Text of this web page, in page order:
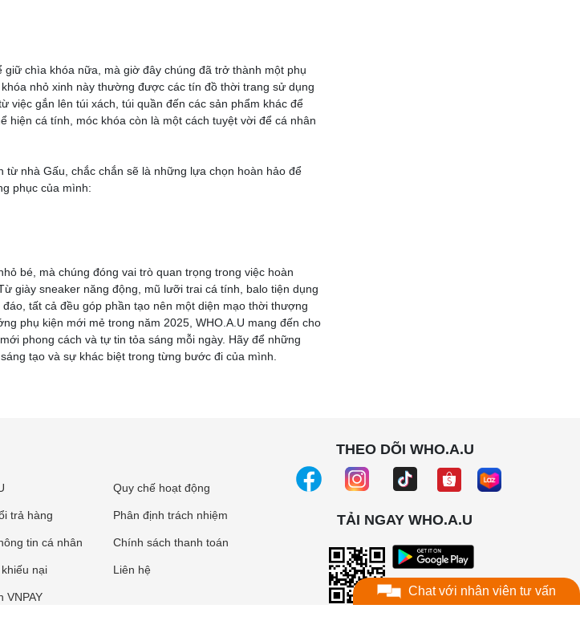
chìa khóa nữa, mà giờ đây chúng đã trở thành một phụ
nhỏ xinh này thường được các tín đồ thời trang sử dụng
việc gắn lên túi xách, túi quần đến các sản phẩm khác để
hiện cá tính, móc khóa còn là một cách tuyệt vời để cá nhân
từ nhà Gấu, chắc chắn sẽ là những lựa chọn hoàn hảo để
phục của mình:
bé, mà chúng đóng vai trò quan trọng trong việc hoàn
giày sneaker năng động, mũ lưỡi trai cá tính, balo tiện dụng
tất cả đều góp phần tạo nên một diện mạo thời thượng
phụ kiện mới mẻ trong năm 2025, WHO.A.U mang đến cho
phong cách và tự tin tỏa sáng mỗi ngày. Hãy để những
tạo và sự khác biệt trong từng bước đi của mình.
trả hàng
tin cá nhân
nại
VNPAY
Quy chế hoạt động
Phân định trách nhiệm
Chính sách thanh toán
Liên hệ
THEO DÕI WHO.A.U
TẢI NGAY WHO.A.U
Chat với nhân viên tư vấn